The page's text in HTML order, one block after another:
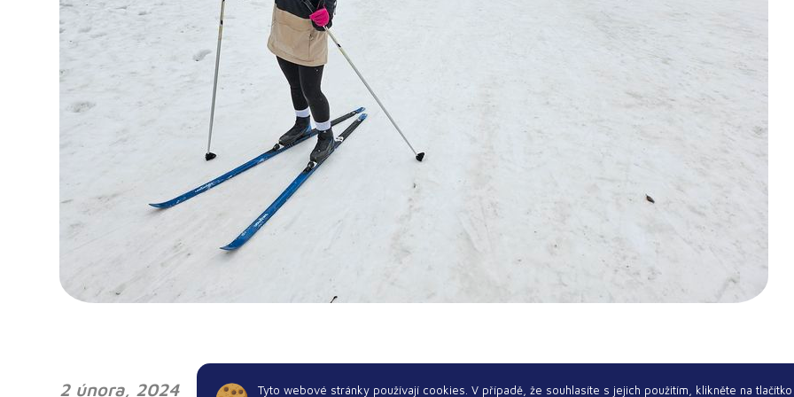
Tyto webové stránky používají cookies. V případě, že souhlasíte s jejich použitím, klikněte na tlačítko
2 února, 2024